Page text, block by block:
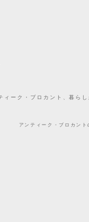
ーク・ブロカント、暮ら
アンティーク・ブロカン